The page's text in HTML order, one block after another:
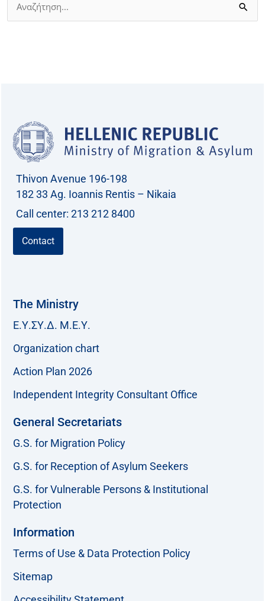
Search
for:
Thivon Avenue 196-198
182 33 Ag. Ioannis Rentis – Nikaia
Call center: 213 212 8400
Contact
The Ministry
Ε.Υ.ΣΥ.Δ. Μ.Ε.Υ.
Organization chart
Action Plan 2026
Independent Integrity Consultant Office
General Secretariats
G.S. for Migration Policy
G.S. for Reception of Asylum Seekers
G.S. for Vulnerable Persons & Institutional
Protection
Information
Terms of Use & Data Protection Policy
Sitemap